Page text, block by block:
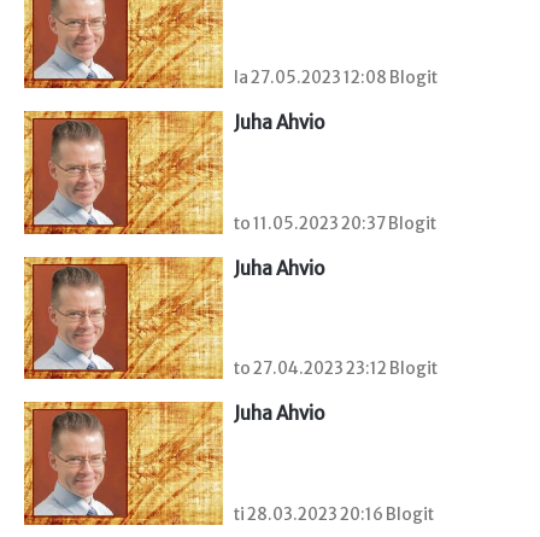
la 27.05.2023 12:08 Blogit
Juha Ahvio
to 11.05.2023 20:37 Blogit
Juha Ahvio
to 27.04.2023 23:12 Blogit
Juha Ahvio
ti 28.03.2023 20:16 Blogit